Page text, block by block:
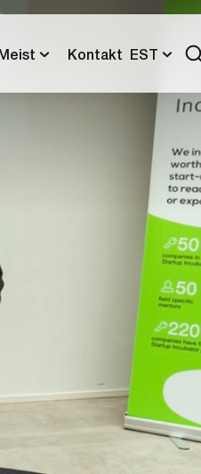
Kontakt EST